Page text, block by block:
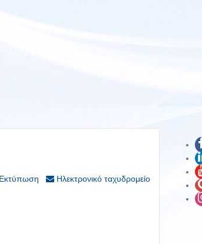
Εκτύπωση Ηλεκτρονικό ταχυδρομείο